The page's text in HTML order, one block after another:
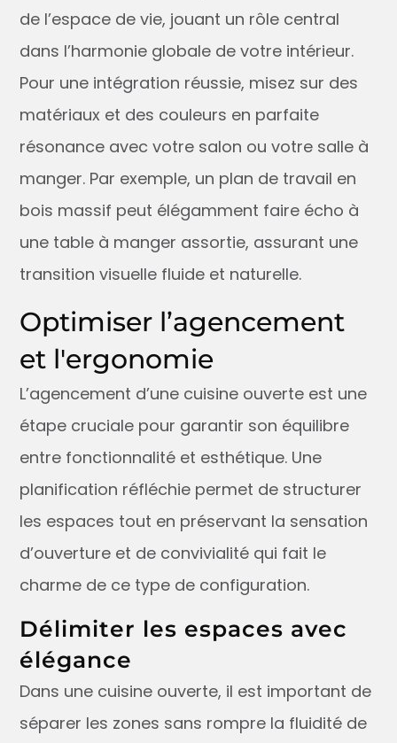
de l’espace de vie, jouant un rôle central
dans l’harmonie globale de votre intérieur.
Pour une intégration réussie, misez sur des
matériaux et des couleurs en parfaite
résonance avec votre salon ou votre salle à
manger. Par exemple, un plan de travail en
bois massif peut élégamment faire écho à
une table à manger assortie, assurant une
transition visuelle fluide et naturelle.
Optimiser l’agencement
et l'ergonomie
L’agencement d’une cuisine ouverte est une
étape cruciale pour garantir son équilibre
entre fonctionnalité et esthétique. Une
planification réfléchie permet de structurer
les espaces tout en préservant la sensation
d’ouverture et de convivialité qui fait le
charme de ce type de configuration.
Délimiter les espaces avec
élégance
Dans une cuisine ouverte, il est important de
séparer les zones sans rompre la fluidité de